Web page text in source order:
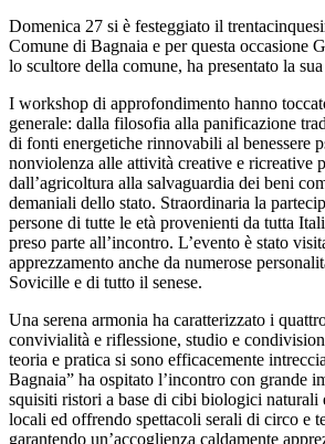
Domenica 27 si è festeggiato il
Comune di Bagnaia e per questa occasione
lo scultore della comune, ha presentato la
I workshop di approfondimento hanno
generale: dalla filosofia alla panificazione
di fonti energetiche rinnovabili al benessere
nonviolenza alle attività creative e ricreative
dall’agricoltura alla salvaguardia dei beni
demaniali dello stato. Straordinaria la
persone di tutte le età provenienti da tutta
preso parte all’incontro. L’evento è stato
apprezzamento anche da numerose
Sovicille e di tutto il senese.
Una serena armonia ha caratterizzato i
convivialità e riflessione, studio e
teoria e pratica si sono efficacemente
Bagnaia” ha ospitato l’incontro con grande
squisiti ristori a base di cibi biologici naturali
locali ed offrendo spettacoli serali di circo e
garantendo un’accoglienza caldamente